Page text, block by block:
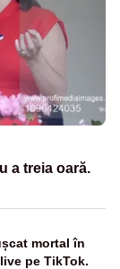
a treia oară.
mortal în
pe TikTok.